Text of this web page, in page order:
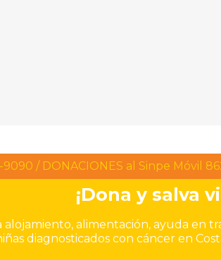
/ DONACIONES al Sinpe Móvil
¡Dona y salva
alojamiento, alimentación, ayuda en
diagnosticados con cáncer en